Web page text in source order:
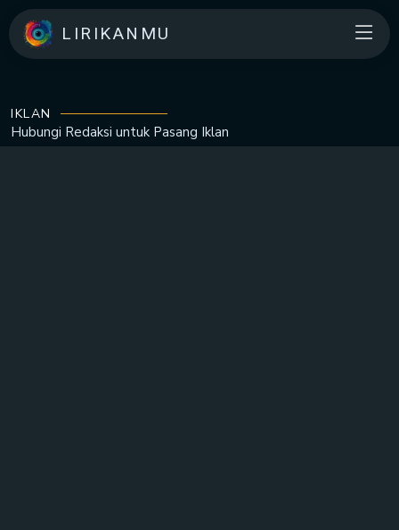
LIRIKANMU
IKLAN
Hubungi Redaksi untuk Pasang Iklan